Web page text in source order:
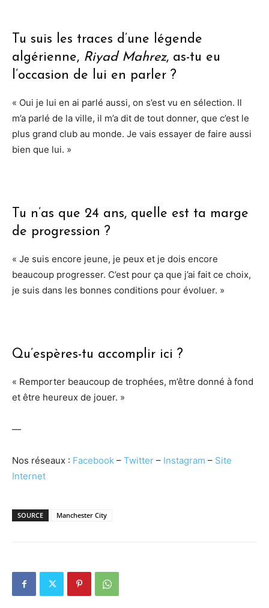
Tu suis les traces d’une légende
algérienne, Riyad Mahrez, as-tu eu
l’occasion de lui en parler ?
« Oui je lui en ai parlé aussi, on s’est vu en sélection. Il
m’a parlé de la ville, il m’a dit de tout donner, que c’est le
plus grand club au monde. Je vais essayer de faire aussi
bien que lui. »
Tu n’as que 24 ans, quelle est ta marge
de progression ?
« Je suis encore jeune, je peux et je dois encore
beaucoup progresser. C’est pour ça que j’ai fait ce choix,
je suis dans les bonnes conditions pour évoluer. »
Qu’espères-tu accomplir ici ?
« Remporter beaucoup de trophées, m’être donné à fond
et être heureux de jouer. »
—
Nos réseaux : Facebook – Twitter – Instagram – Site
Internet
SOURCE Manchester City